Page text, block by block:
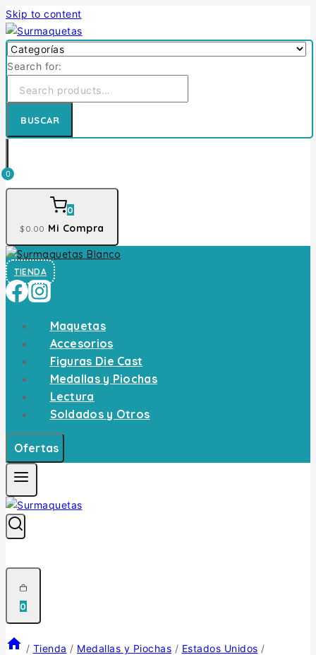
Skip to content
Search for:
BUSCAR
0
0
$0 .00 Mi Compra
TIENDA
Maquetas
Accesorios
Figuras Die Cast
Medallas y Piochas
Lectura
Soldados y Otros
Ofertas
0
/ Tienda / Medallas y Piochas / Estados Unidos /